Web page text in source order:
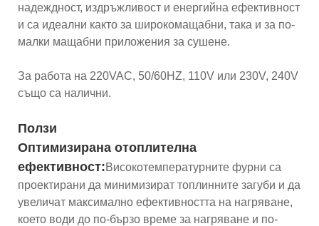
надеждност, издръжливост и енергийна ефективност
и са идеални както за широкомащабни, така и за по-
малки мащабни приложения за сушене.
За работа на 220VAC, 50/60HZ, 110V или 230V, 240V
също са налични.
Ползи
Оптимизирана отоплителна
ефективност:Високотемпературните фурни са
проектирани да минимизират топлинните загуби и да
увеличат максимално ефективността на нагряване,
което води до по-бързо време за нагряване и по-